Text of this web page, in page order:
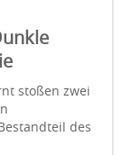
stoßen zwei
des